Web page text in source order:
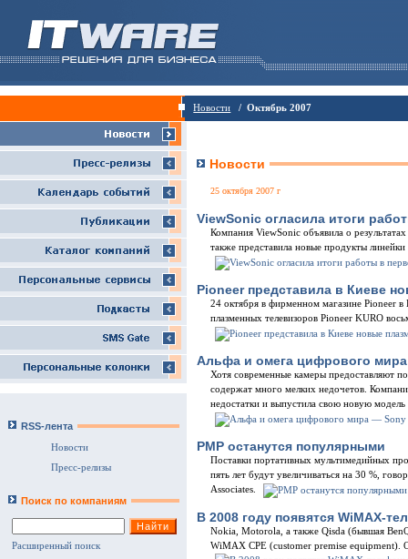
Новости / Октябрь 2007
RSS-лента
Новости
Пресс-релизы
Поиск по компаниям
Расширенный поиск
Новости
25 октября 2007 г
ViewSonic огласила итоги
Компания ViewSonic объявила о
также представила новые продукты
Pioneer представила в Киеве
24 октября в фирменном магазине Pioneer в
плазменных телевизоров Pioneer KURO
Альфа и омега цифрового
Хотя современные камеры предоставляют
содержат много мелких недочетов.
недостатки и выпустила свою новую
PMP останутся популярными
Поставки портативных мультимедийных
пять лет будут увеличиваться на 30 %,
Associates.
В 2008 году появятся WiMAX-
Nokia, Motorola, а также Qisda (бывшая
WiMAX CPE (customer premise equipment).